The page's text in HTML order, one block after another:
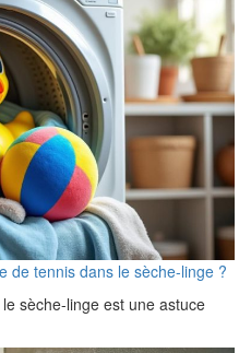
de tennis dans le sèche-linge ?
sèche-linge est une astuce